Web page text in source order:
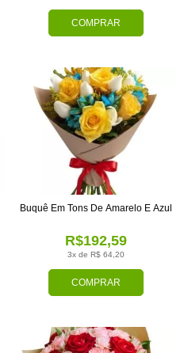
COMPRAR
COMPRAR
3x de R$ 64,20
R$192,59
Buquê Em Tons De Amarelo E Azul